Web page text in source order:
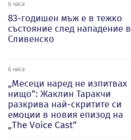
6 часа
83-годишен мъж е в тежко
състояние след нападение в
Сливенско
6 часа
„Месеци наред не изпитвах
нищо“: Жаклин Таракчи
разкрива най-скритите си
емоции в новия епизод на
„The Voice Cast“